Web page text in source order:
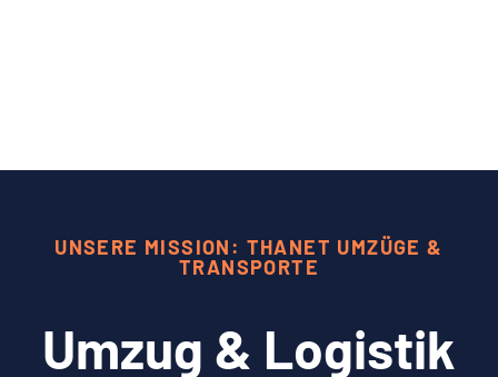
UNSERE MISSION: THANET UMZÜGE &
TRANSPORTE
Umzug & Logistik